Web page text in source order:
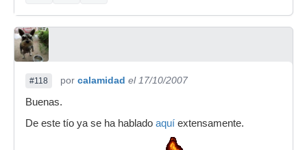
#118 por calamidad el 17/10/2007
Buenas.
De este tío ya se ha hablado aquí extensamente.